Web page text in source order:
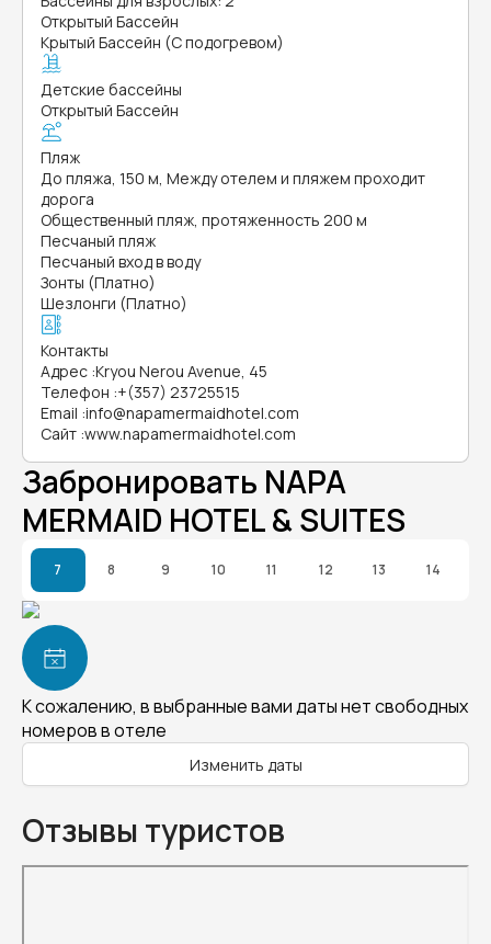
Открытый Бассейн
Крытый Бассейн (С подогревом)
Детские бассейны
Открытый Бассейн
Пляж
До пляжа, 150 м, Между отелем и пляжем проходит
дорога
Общественный пляж, протяженность 200 м
Песчаный пляж
Песчаный вход в воду
Зонты (Платно)
Шезлонги (Платно)
Контакты
Адрес :Kryou Nerou Avenue, 45
Телефон :+(357) 23725515
Email :info@napamermaidhotel.com
Сайт :www.napamermaidhotel.com
Забронировать NAPA
MERMAID HOTEL & SUITES
7 8 9 10 11 12 13 14
К сожалению, в выбранные вами даты нет свободных
номеров в отеле
Изменить даты
Отзывы туристов